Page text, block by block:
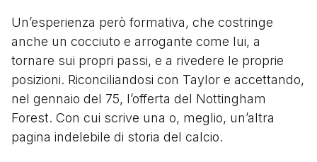
Un’esperienza però formativa, che costringe
anche un cocciuto e arrogante come lui, a
tornare sui propri passi, e a rivedere le proprie
posizioni. Riconciliandosi con Taylor e accettando,
nel gennaio del 75, l’offerta del Nottingham
Forest. Con cui scrive una o, meglio, un’altra
pagina indelebile di storia del calcio.